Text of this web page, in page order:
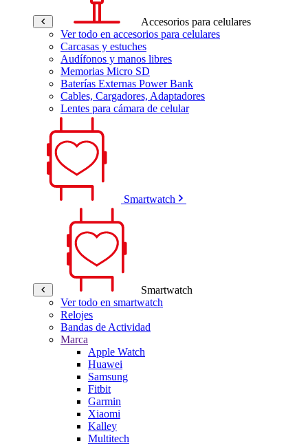
Accesorios para celulares
Ver todo en accesorios para celulares
Carcasas y estuches
Audífonos y manos libres
Memorias Micro SD
Baterías Externas Power Bank
Cables, Cargadores, Adaptadores
Lentes para cámara de celular
Smartwatch
Smartwatch
Ver todo en smartwatch
Relojes
Bandas de Actividad
Marca
Apple Watch
Huawei
Samsung
Fitbit
Garmin
Xiaomi
Kalley
Multitech